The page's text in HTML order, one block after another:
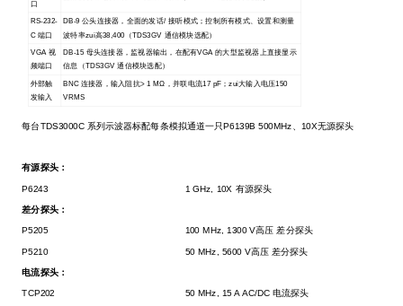
口
RS-232-
C端口
DB-9公头连接器，全面的发话/ 接听模式；控制所有模式、设置和测量
波特率zui高38,400（TDS3GV 通信模块选配）
VGA 视
频端口
DB-15 母头连接器，监视器输出，在配有VGA 的大型监视器上直接显示
信息（TDS3GV 通信模块选配）
外部触
发输入
BNC连接器，输入阻抗> 1 MΩ，并联电流17 pF；zui大输入电压150
VRMS
每台TDS3000C 系列示波器标配每条模拟通道一只P6139B 500MHz、10X无源探头
有源探头：
P6243 1 GHz, 10X 有源探头
差分探头：
P5205
100 MHz, 1300 V高压 差分探头
P5210
50 MHz, 5600 V高压 差分探头
电流探头：
TCP202
50 MHz, 15 A AC/DC电流探头